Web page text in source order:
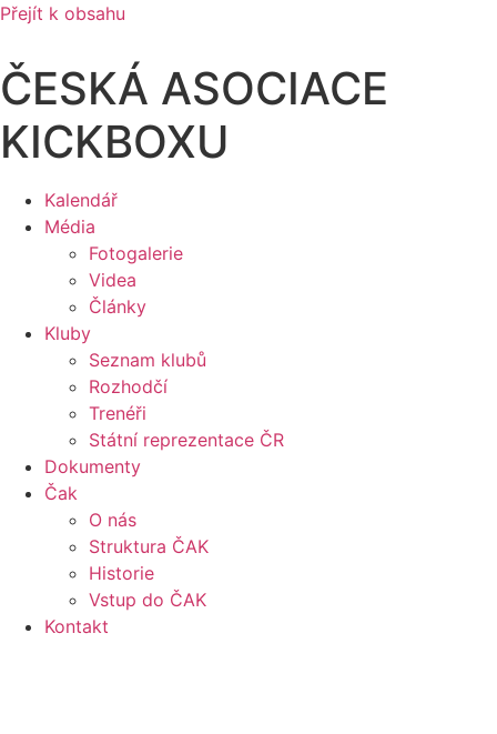
Přejít k obsahu
ČESKÁ ASOCIACE
KICKBOXU
Kalendář
Média
Fotogalerie
Videa
Články
Kluby
Seznam klubů
Rozhodčí
Trenéři
Státní reprezentace ČR
Dokumenty
Čak
O nás
Struktura ČAK
Historie
Vstup do ČAK
Kontakt